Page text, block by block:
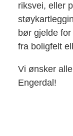
riksvei, eller
bør gjelde
fra boligfelt
Vi ønsker
Engerdal!